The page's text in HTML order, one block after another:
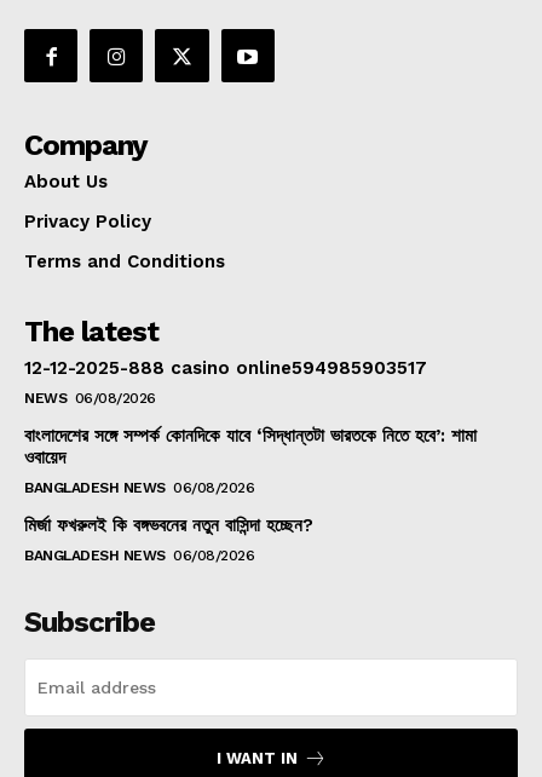
Company
About Us
Privacy Policy
Terms and Conditions
The latest
12-12-2025-888 casino online594985903517
NEWS 06/08/2026
বাংলাদেশের সঙ্গে সম্পর্ক কোনদিকে যাবে ‘সিদ্ধান্তটা ভারতকে নিতে হবে’: শামা
ওবায়েদ
BANGLADESH NEWS 06/08/2026
মির্জা ফখরুলই কি বঙ্গভবনের নতুন বাসিন্দা হচ্ছেন?
BANGLADESH NEWS 06/08/2026
Subscribe
I WANT IN